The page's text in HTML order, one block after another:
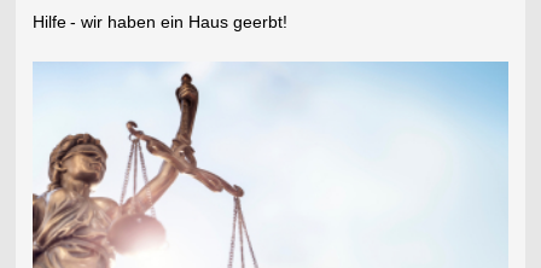
Hilfe- wir haben ein Haus geerbt!